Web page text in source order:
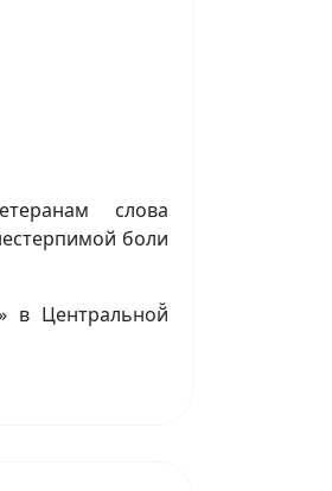
слова
боли
в Центральной̆